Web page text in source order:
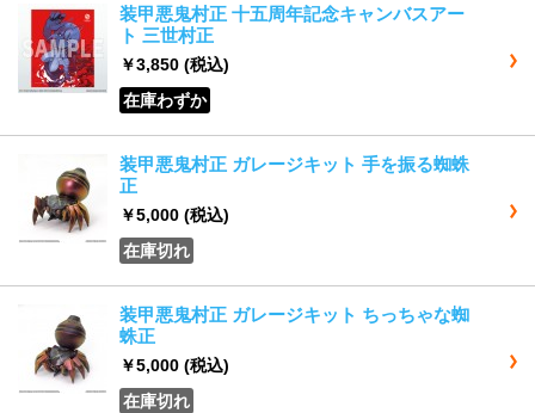
装甲悪鬼村正 十五周年記念キャンバスアー
ト 三世村正
￥3,850 (税込)
在庫わずか
装甲悪鬼村正 ガレージキット 手を振る蜘蛛
正
￥5,000 (税込)
在庫切れ
装甲悪鬼村正 ガレージキット ちっちゃな蜘
蛛正
￥5,000 (税込)
在庫切れ